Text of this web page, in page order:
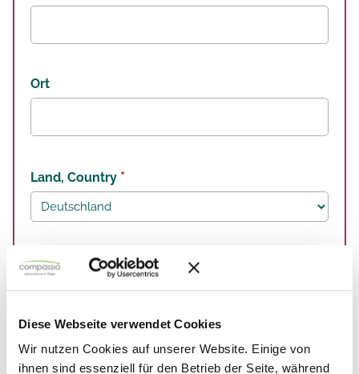
Diese Webseite verwendet Cookies
Wir nutzen Cookies auf unserer Website. Einige von
ihnen sind essenziell für den Betrieb der Seite, während
Ort
Land, Country *
Telefonnummer *
E-Mail *